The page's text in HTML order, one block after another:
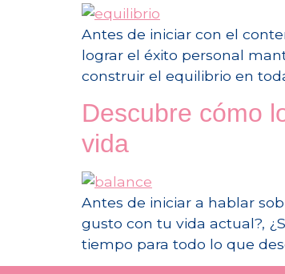
Antes de iniciar con el
lograr el éxito personal
construir el equilibrio en
Descubre cómo
vida
Antes de iniciar a hablar
gusto con tu vida actual?,
tiempo para todo lo que